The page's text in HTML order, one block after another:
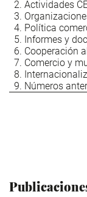
Actividades
Política
Informes y
Cooperación
Comercio y
Números